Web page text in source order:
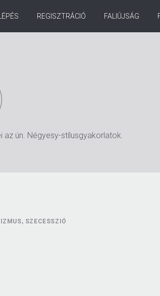
REGISZTRÁCIÓ FALIÚJSÁG
ún. Négyesy-stílusgyakorlatok.
SZECESSZIÓ